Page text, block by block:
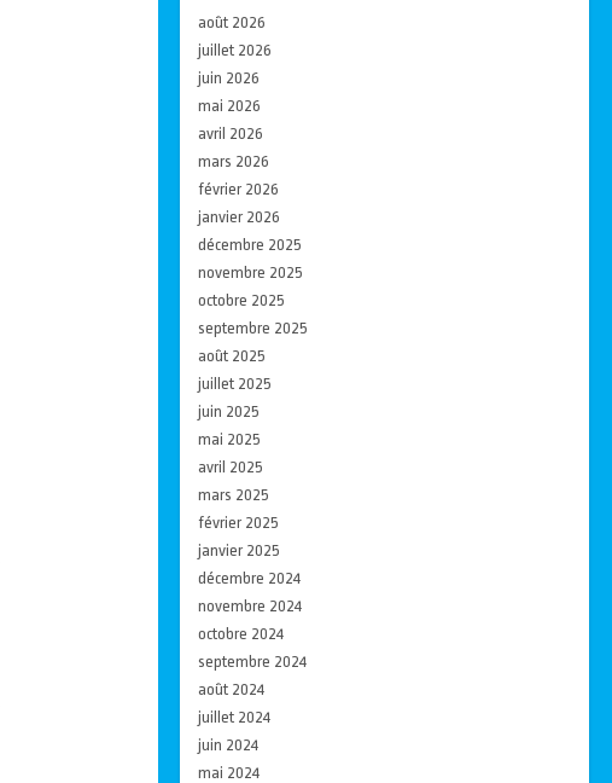
août 2026
juillet 2026
juin 2026
mai 2026
avril 2026
mars 2026
février 2026
janvier 2026
décembre 2025
novembre 2025
octobre 2025
septembre 2025
août 2025
juillet 2025
juin 2025
mai 2025
avril 2025
mars 2025
février 2025
janvier 2025
décembre 2024
novembre 2024
octobre 2024
septembre 2024
août 2024
juillet 2024
juin 2024
mai 2024